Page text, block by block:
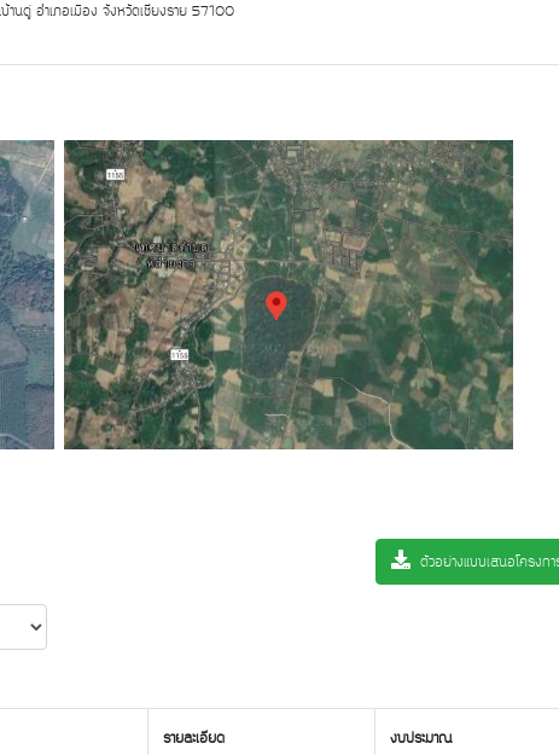
นดู่ อำเภอเมือง จังหวัดเชียงราย 57100
ตัวอย่างแบบเสนอโครงก
รายละเอียด งบประมาณ